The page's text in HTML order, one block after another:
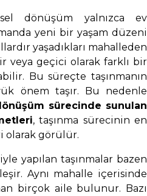
dönüşüm yalnızca ev
yeni bir yaşam düzeni
yaşadıkları mahalleden
veya geçici olarak farklı bir
Bu süreçte taşınmanın
önem taşır. Bu nedenle
sürecinde sunulan
, taşınma sürecinin en
olarak görülür.
yapılan taşınmalar bazen
Aynı mahalle içerisinde
birçok aile bulunur. Bazı